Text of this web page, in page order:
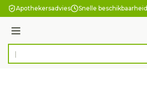
Ga naar de inhoud
Apothekersadvies Snelle beschikbaarheid
Menu
Product, merk, categorie...